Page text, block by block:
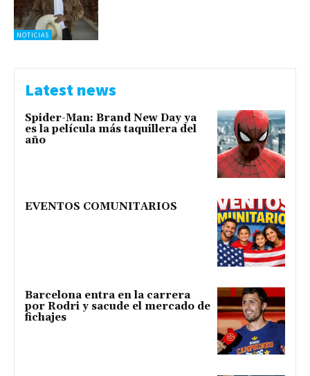
NOTICIAS
Latest news
Spider-Man: Brand New Day ya
es la película más taquillera del
año
EVENTOS COMUNITARIOS
Barcelona entra en la carrera
por Rodri y sacude el mercado de
fichajes